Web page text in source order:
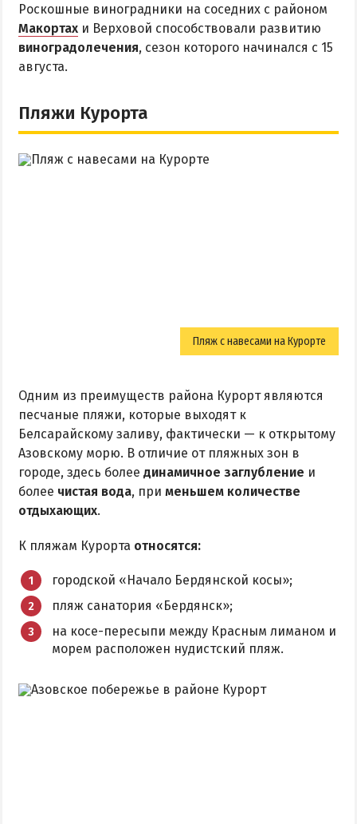
Роскошные виноградники на соседних с районом
Макортах и Верховой способствовали развитию
виноградолечения, сезон которого начинался с 15
августа.
Пляжи Курорта
Пляж с навесами на Курорте
Одним из преимуществ района Курорт являются
песчаные пляжи, которые выходят к
Белсарайскому заливу, фактически — к открытому
Азовскому морю. В отличие от пляжных зон в
городе, здесь более динамичное заглубление и
более чистая вода, при меньшем количестве
отдыхающих.
К пляжам Курорта относятся:
городской «Начало Бердянской косы»;
пляж санатория «Бердянск»;
на косе-пересыпи между Красным лиманом и
морем расположен нудистский пляж.